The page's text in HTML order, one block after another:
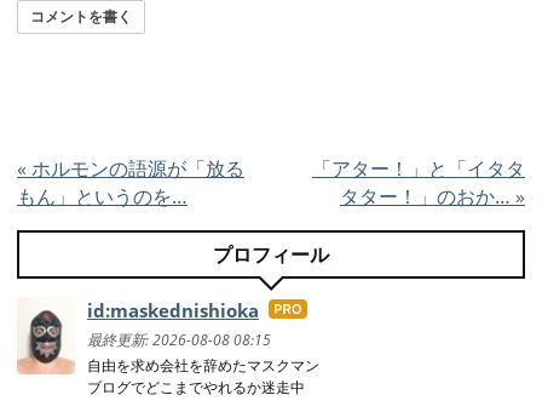
コメントを書く
« ホルモンの語源が「放る
もん」というのを…
「アター！」と「イタタ
タター！」のおか… »
プロフィール
id:maskednishioka はて
なブ
ログ
Pro
最終更新:2026-08-08 08:15
自由を求め会社を辞めたマスクマン
ブログでどこまでやれるか迷走中